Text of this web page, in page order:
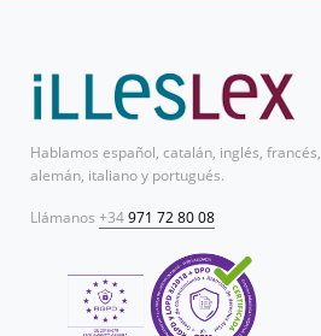
Hablamos español, catalán, inglés, francés,
alemán, italiano y portugués.
Llámanos +34971 72 80 08